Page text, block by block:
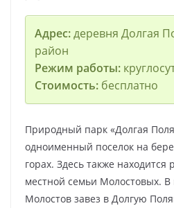
Адрес:деревня Долгая
район
Режим работы:
Стоимость: бесплатно
Природный парк «Долгая
одноименный поселок на
горах. Здесь также находится
местной семьи Молостовых. В
Молостов завез в Долгую